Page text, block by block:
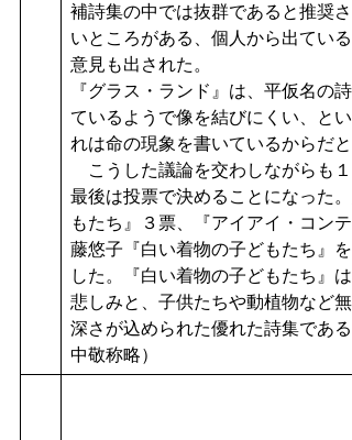
補詩集の中では抜群であると推奨
いところがある、個人から出てい
意見も出された。
『グラス・ランド』は、平仮名の
ているようで像を結びにくい、と
れは命の現象を書いているからだ
こうした議論を交わしながらも
最後は投票で決めることになった
もたち』３票、『アイアイ・コン
藤悠子『白い着物の子どもたち』
した。『白い着物の子どもたち』
悲しみと、子供たちや動植物など
深さが込められた優れた詩集であ
中敬称略）